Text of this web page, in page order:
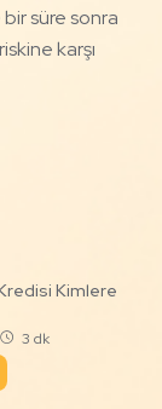
süre sonra
karşı
Kimlere
3 dk